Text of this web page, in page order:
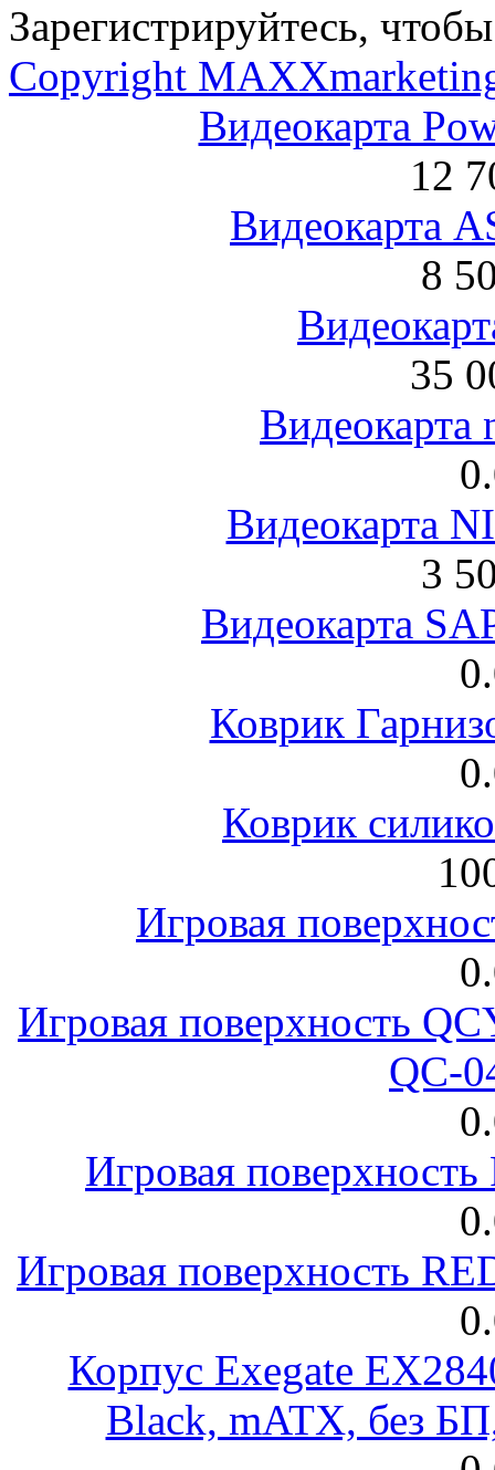
Зарегистрируйтесь,
Copyright
Видеокарта
12
Видеокарта
8
35
Видеокарта
Видеокарта
3
Видеокарта
Коврик
Коврик
Игровая
Игровая поверхность
QC-
Игровая
Игровая поверхность
Корпус Exegate
Black, mATX, без